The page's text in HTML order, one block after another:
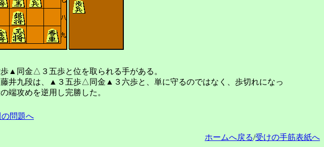
▲同金△３五歩と位を取られる手がある。
井九段は、▲３五歩△同金▲３六歩と、単に守るのではなく、歩切れになっ
端攻めを逆用し完勝した。
問題へ
ホームへ戻る/受けの手筋表紙へ